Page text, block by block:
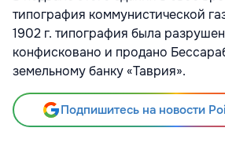
типография коммунистической
1902 г. типография была
конфисковано и продано
земельному банку «Таврия».
Подпишитесь на новости